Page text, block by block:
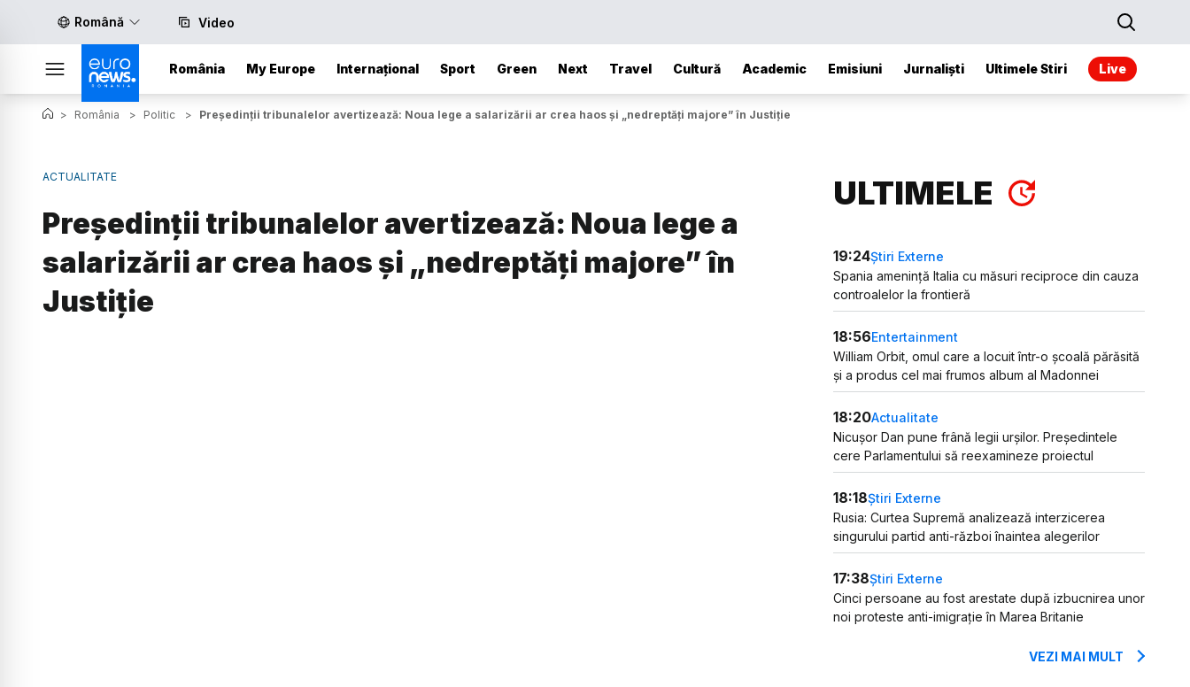
Română Video
România My Europe Internațional Sport Green Next Travel Cultură Academic Emisiuni Jurnaliști Ultimele Stiri Live
> România > Politic > Președinții tribunalelor avertizează: Noua lege a salarizării ar crea haos și „nedreptăți majore” în Justiție
ACTUALITATE
Președinții tribunalelor avertizează: Noua lege a
salarizării ar crea haos și „nedreptăți majore” în
Justiție
ULTIMELE
19:24Știri Externe
Spania amenință Italia cu măsuri reciproce din cauza
controalelor la frontieră
18:56Entertainment
William Orbit, omul care a locuit într-o școală părăsită
și a produs cel mai frumos album al Madonnei
18:20Actualitate
Nicușor Dan pune frână legii urșilor. Președintele
cere Parlamentului să reexamineze proiectul
18:18Știri Externe
Rusia: Curtea Supremă analizează interzicerea
singurului partid anti-război înaintea alegerilor
17:38Știri Externe
Cinci persoane au fost arestate după izbucnirea unor
noi proteste anti-imigrație în Marea Britanie
VEZI MAI MULT